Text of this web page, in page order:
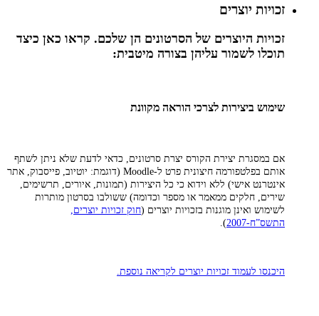
זכויות יוצרים
זכויות היוצרים של הסרטונים הן שלכם. קראו כאן כיצד
תוכלו לשמור עליהן בצורה מיטבית:
שימוש ביצירות לצרכי הוראה מקוונת
אם במסגרת יצירת הקורס יצרת סרטונים, כדאי לדעת שלא ניתן לשתף
אותם בפלטפורמה חיצונית פרט ל-Moodle (דוגמת: יוטיוב, פייסבוק, אתר
אינטרנט אישי) ללא וידוא כי כל היצירות (תמונות, איורים, תרשימים,
שירים, חלקים ממאמר או מספר וכדומה) ששולבו בסרטון מותרות
לשימוש ואינן מוגנות בזכויות יוצרים (חוק זכויות יוצרים,
התשס”ח-2007
).
היכנסו לעמוד זכויות יוצרים לקריאה נוספת.